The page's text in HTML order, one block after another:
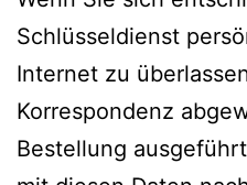
Schlüsseldienst
Internet zu
Korrespondenz
Bestellung